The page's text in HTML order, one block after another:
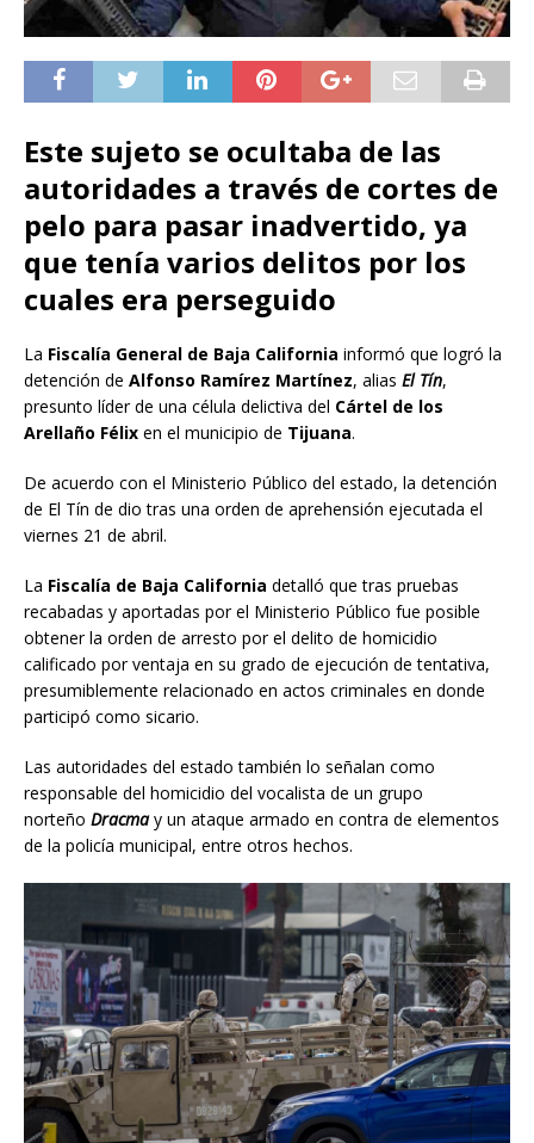
Este sujeto se ocultaba de las
autoridades a través de cortes de
pelo para pasar inadvertido, ya
que tenía varios delitos por los
cuales era perseguido
La Fiscalía General de Baja California informó que logró la
detención de Alfonso Ramírez Martínez, alias El Tín,
presunto líder de una célula delictiva del Cártel de los
Arellaño Félix en el municipio de Tijuana.
De acuerdo con el Ministerio Público del estado, la detención
de El Tín de dio tras una orden de aprehensión ejecutada el
viernes 21 de abril.
La Fiscalía de Baja California detalló que tras pruebas
recabadas y aportadas por el Ministerio Público fue posible
obtener la orden de arresto por el delito de homicidio
calificado por ventaja en su grado de ejecución de tentativa,
presumiblemente relacionado en actos criminales en donde
participó como sicario.
Las autoridades del estado también lo señalan como
responsable del homicidio del vocalista de un grupo
norteño Dracmay un ataque armado en contra de elementos
de la policía municipal, entre otros hechos.